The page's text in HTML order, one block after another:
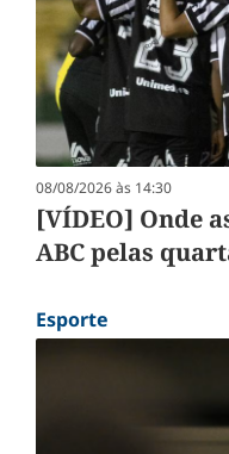
08/08/2026 às 14:30
[VÍDEO] Onde
ABC pelas
Esporte